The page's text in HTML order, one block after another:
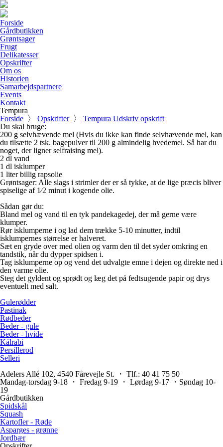
Forside
Gårdbutikken
Grøntsager
Frugt
Delikatesser
Opskrifter
Om os
Historien
Samarbejdspartnere
Events
Kontakt
Tempura
Forside 〉 Opskrifter〉 Tempura Udskriv opskrift
Du skal bruge:
200 g selvhævende mel (Hvis du ikke kan finde selvhævende mel, kan
du tilsætte 2 tsk. bagepulver til 200 g almindelig hvedemel. Så har du
noget, der ligner selfraising mel).
2 dl vand
1 dl isklumper
1 liter billig rapsolie
Grøntsager: Alle slags i strimler der er så tykke, at de lige præcis bliver
spiselige af 1⁄2 minut i kogende olie.
Sådan gør du:
Bland mel og vand til en tyk pandekagedej, der må gerne være
klumper.
Rør isklumperne i og lad dem trække 5-10 minutter, indtil
isklumpernes størrelse er halveret.
Sæt en gryde over med olien og varm den til det syder omkring en
tandstik, når du dypper spidsen i.
Tag isklumperne op og vend det udvalgte emne i dejen og direkte ned i
den varme olie.
Steg det gyldent og sprødt og læg det på fedtsugende papir og drys
eventuelt med salt.
Gulerødder
Pastinak
Rødbeder
Beder - gule
Beder - hvide
Kålrabi
Persillerod
Selleri
Adelers Allé 102, 4540 Fårevejle St. ・ Tlf.: 40 41 75 50
Mandag-torsdag 9-18 ・ Fredag 9-19 ・ Lørdag 9-17 ・Søndag 10-
19
Gårdbutikken
Spidskål
Squash
Kartofler - Røde
Asparges - grønne
Jordbær